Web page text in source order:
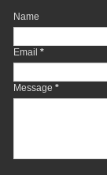
Name
Email *
Message *